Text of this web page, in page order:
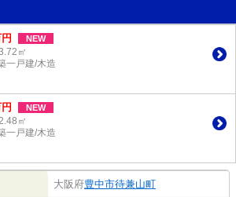
円 NEW
㎡
一戸建/木造
円 NEW
㎡
一戸建/木造
大阪府豊中市待兼山町